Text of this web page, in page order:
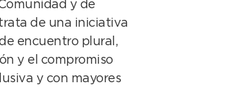
y de
de una iniciativa
encuentro plural,
y el compromiso
y con mayores